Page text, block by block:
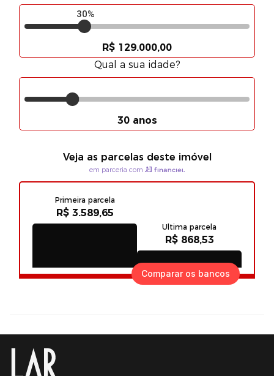
Comparar os bancos